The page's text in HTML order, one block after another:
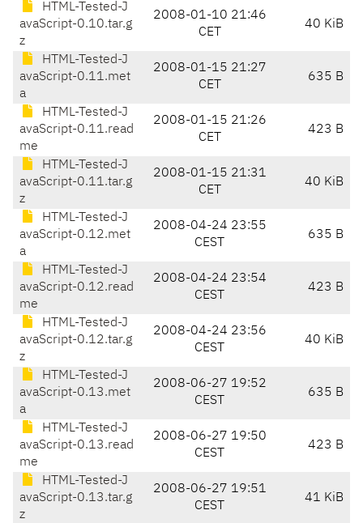
HTML-Tested-J
avaScript-0.10.tar.g
z
2008-01-10 21:46
CET
40 KiB
HTML-Tested-J
avaScript-0.11.met
a
2008-01-15 21:27
CET
635 B
HTML-Tested-J
avaScript-0.11.read
me
2008-01-15 21:26
CET
423 B
HTML-Tested-J
avaScript-0.11.tar.g
z
2008-01-15 21:31
CET
40 KiB
HTML-Tested-J
avaScript-0.12.met
a
2008-04-24 23:55
CEST
635 B
HTML-Tested-J
avaScript-0.12.read
me
2008-04-24 23:54
CEST
423 B
HTML-Tested-J
avaScript-0.12.tar.g
z
2008-04-24 23:56
CEST
40 KiB
HTML-Tested-J
avaScript-0.13.met
a
2008-06-27 19:52
CEST
635 B
HTML-Tested-J
avaScript-0.13.read
me
2008-06-27 19:50
CEST
423 B
HTML-Tested-J
avaScript-0.13.tar.g
z
2008-06-27 19:51
CEST
41 KiB